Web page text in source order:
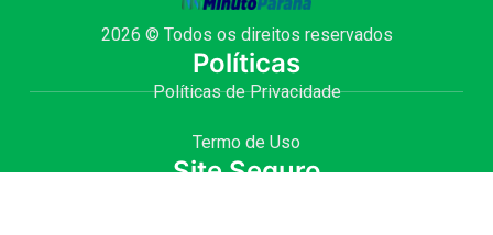
2026 © Todos os direitos reservados
Políticas
Políticas de Privacidade
Termo de Uso
Site Seguro